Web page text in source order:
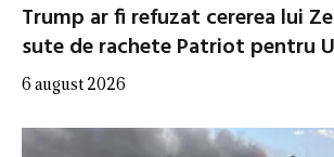
Trump ar fi refuzat cererea lui
sute de rachete Patriot pentru
6 august 2026